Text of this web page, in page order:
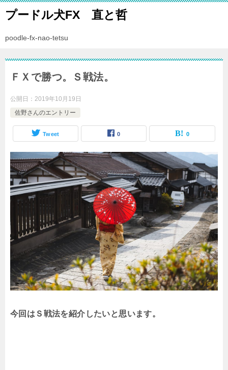
プードル犬FX 直と哲
poodle-fx-nao-tetsu
ＦＸで勝つ。Ｓ戦法。
公開日： 2019年10月19日
佐野さんのエントリー
Tweet 0 0
今回はＳ戦法を紹介したいと思います。